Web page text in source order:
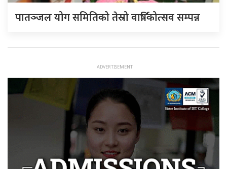
पातञ्जल योग समितिको तेस्रो वार्षिकोत्सव सम्पन्न